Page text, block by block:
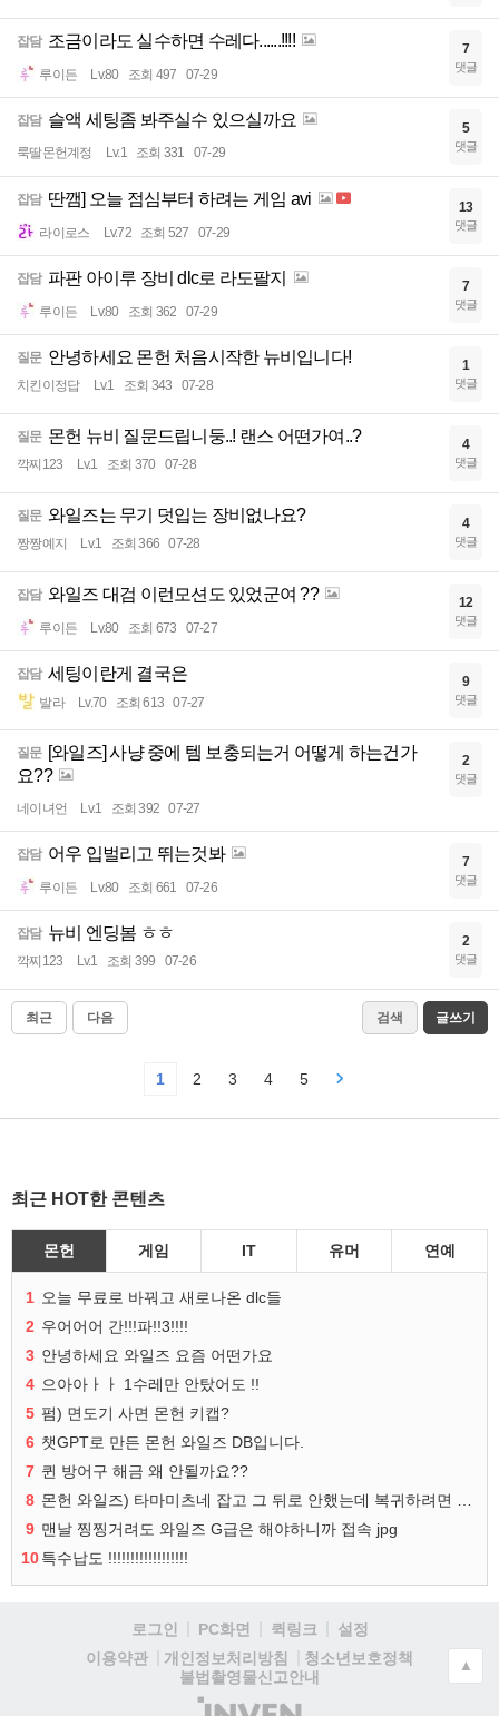
잡담 조금이라도 실수하면 수레다......!!!!
루이든 Lv.80 조회 497 07-29
7
댓글
잡담 슬액 세팅좀 봐주실수 있으실까요
룩딸몬헌계정 Lv.1 조회 331 07-29
5
댓글
잡담 딴깸] 오늘 점심부터 하려는 게임 avi
라이로스 Lv.72 조회 527 07-29
13
댓글
잡담 파판 아이루 장비 dlc로 라도팔지
루이든 Lv.80 조회 362 07-29
7
댓글
질문 안녕하세요 몬헌 처음시작한 뉴비입니다!
치킨이정답 Lv.1 조회 343 07-28
1
댓글
질문 몬헌 뉴비 질문드립니둥..! 랜스 어떤가여..?
깍찌123 Lv.1 조회 370 07-28
4
댓글
질문 와일즈는 무기 덧입는 장비없나요?
짱짱예지 Lv.1 조회 366 07-28
4
댓글
잡담 와일즈 대검 이런모션도 있었군여 ??
루이든 Lv.80 조회 673 07-27
12
댓글
잡담 세팅이란게 결국은
발라 Lv.70 조회 613 07-27
9
댓글
질문 [와일즈] 사냥 중에 템 보충되는거 어떻게 하는건가
요??
네이녀언 Lv.1 조회 392 07-27
2
댓글
잡담 어우 입벌리고 뛰는것봐
루이든 Lv.80 조회 661 07-26
7
댓글
잡담 뉴비 엔딩봄 ㅎㅎ
깍찌123 Lv.1 조회 399 07-26
2
댓글
최근 다음 검색 글쓰기
1 2 3 4 5
최근 HOT한 콘텐츠
몬헌 게임 IT 유머 연예
1 오늘 무료로 바꿔고 새로나온 dlc들
2 우어어어 간!!!파!!3!!!!
3 안녕하세요 와일즈 요즘 어떤가요
4 으아아ㅏㅏ 1수레만 안탔어도 !!
5 펌) 면도기 사면 몬헌 키캡?
6 챗GPT로 만든 몬헌 와일즈 DB입니다.
7 퀸 방어구 해금 왜 안될까요??
8
몬헌 와일즈) 타마미츠네 잡고 그 뒤로 안했는데 복귀하려면 뭐부터..?
9 맨날 찡찡거려도 와일즈 G급은 해야하니까 접속 jpg
10특수납도 !!!!!!!!!!!!!!!!!!
로그인 PC화면 퀵링크
설정
이용약관
개인정보처리방침
청소년보호정책
불법촬영물신고안내
(주)
▲